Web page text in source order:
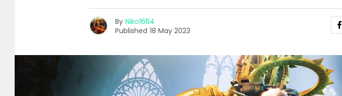
By Niko1664
Published 18 May 2023